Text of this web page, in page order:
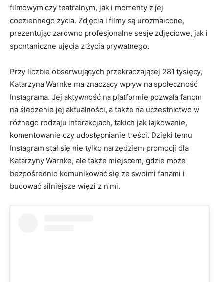
filmowym czy teatralnym, jak i momenty z jej
codziennego życia. Zdjęcia i filmy są urozmaicone,
prezentując zarówno profesjonalne sesje zdjęciowe, jak i
spontaniczne ujęcia z życia prywatnego.
Przy liczbie obserwujących przekraczającej 281 tysięcy,
Katarzyna Warnke ma znaczący wpływ na społeczność
Instagrama. Jej aktywność na platformie pozwala fanom
na śledzenie jej aktualności, a także na uczestnictwo w
różnego rodzaju interakcjach, takich jak lajkowanie,
komentowanie czy udostępnianie treści. Dzięki temu
Instagram stał się nie tylko narzędziem promocji dla
Katarzyny Warnke, ale także miejscem, gdzie może
bezpośrednio komunikować się ze swoimi fanami i
budować silniejsze więzi z nimi.